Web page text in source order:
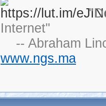
Internet"
-- Abraham
www.ngs.ma